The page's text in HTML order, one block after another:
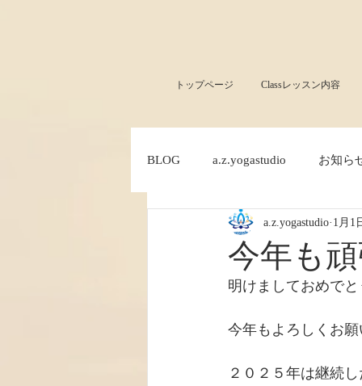
トップページ Classレッスン内容
BLOG a.z.yogastudio お知ら
今年も
a.z.yogastudio 1月1
明けましておめで
今年もよろしくお
２０２５年は継続